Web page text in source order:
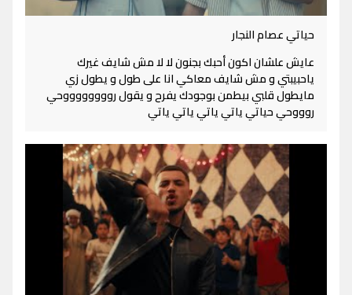
حياتي عصام النجار
عايش علشان اكون أحبك بجنون لا لا مش شايف غيرك
ياحبيبتي و مش شايف معاكي انا على طول و يطول زي
مايطول قلبي بيطمن بوجودك يفرح و يقول رووووووووحي
روووحي حياتي ياتي ياتي ياتي ياتي